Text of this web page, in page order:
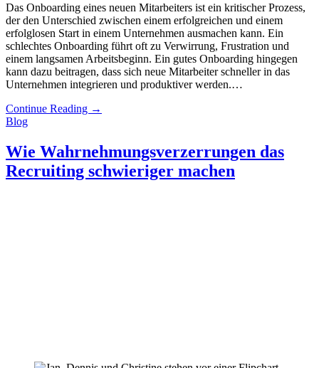
Das Onboarding eines neuen Mitarbeiters ist ein kritischer Prozess,
der den Unterschied zwischen einem erfolgreichen und einem
erfolglosen Start in einem Unternehmen ausmachen kann. Ein
schlechtes Onboarding führt oft zu Verwirrung, Frustration und
einem langsamen Arbeitsbeginn. Ein gutes Onboarding hingegen
kann dazu beitragen, dass sich neue Mitarbeiter schneller in das
Unternehmen integrieren und produktiver werden.…
Continue Reading →
Blog
Wie Wahrnehmungsverzerrungen das
Recruiting schwieriger machen